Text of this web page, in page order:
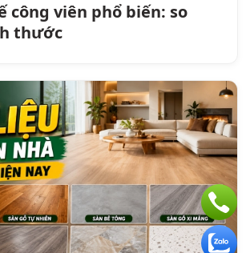
công viên phổ biến: so
thước